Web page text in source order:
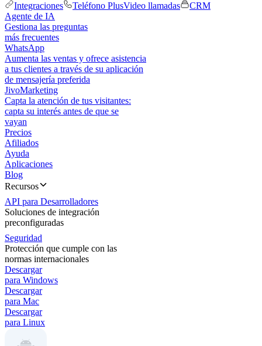
Integraciones
Teléfono PlusVideo llamadas
CRM
Agente de IA
Gestiona las preguntas
más frecuentes
WhatsApp
Aumenta las ventas y ofrece asistencia
a tus clientes a través de su aplicación
de mensajería preferida
JivoMarketing
Capta la atención de tus visitantes:
capta su interés antes de que se
vayan
Precios
Afiliados
Ayuda
Aplicaciones
Blog
Recursos
API para Desarrolladores
Soluciones de integración
preconfiguradas
Seguridad
Protección que cumple con las
normas internacionales
Descargar
para Windows
Descargar
para Mac
Descargar
para Linux